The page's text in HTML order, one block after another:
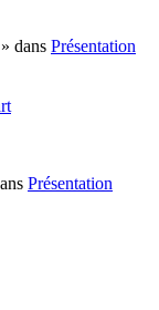
» dans Présentation
Présentation